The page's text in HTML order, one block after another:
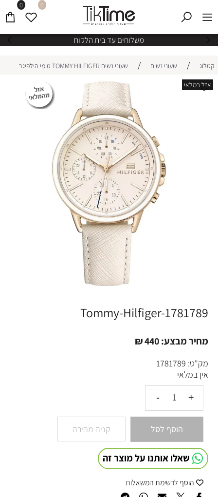
משלוחים עד בית הלקוח
0 0
קטלוג / שעוני נשים / שעוני נשים TOMMY HILFIGER טומי הילפיגר
אזל במלאי
Tommy-Hilfiger-1781789
מחיר מבצע: ₪440
מק"ט: 1781789
אין במלאי
הוסף לסל קניה מהירה
שאלו אותנו על מוצר זה
הוסף לרשימת המשאלות